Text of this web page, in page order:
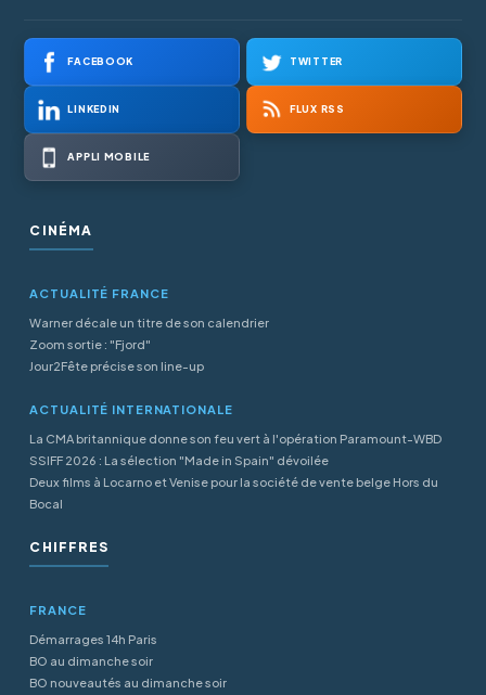
FACEBOOK TWITTER
LINKEDIN FLUX RSS
APPLI MOBILE
CINÉMA
ACTUALITÉ FRANCE
Warner décale un titre de son calendrier
Zoom sortie : "Fjord"
Jour2Fête précise son line-up
ACTUALITÉ INTERNATIONALE
La CMA britannique donne son feu vert à l'opération Paramount-WBD
SSIFF 2026 : La sélection "Made in Spain" dévoilée
Deux films à Locarno et Venise pour la société de vente belge Hors du
Bocal
CHIFFRES
FRANCE
Démarrages 14h Paris
BO au dimanche soir
BO nouveautés au dimanche soir